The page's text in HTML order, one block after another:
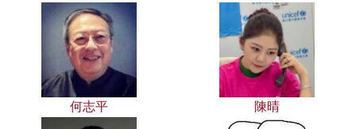
何志平 陳晴